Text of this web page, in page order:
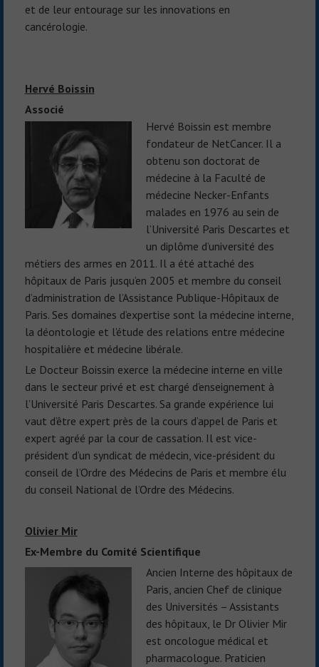
et de leur entourage sur les innovations en
cancérologie.
Hervé Boissin
Associé
Hervé Boissin est membre
fondateur de NetCancer. Il a
obtenu son doctorat de
médecine à la Faculté de
médecine Necker-Enfants
malades en 1976 au sein de
l’Université Paris Descartes et
un diplôme d’université des
métiers des armes en 2011. Il a été attaché des
hôpitaux de Paris jusqu’en 2005 et membre du conseil
d’administration de l’Assistance Publique-Hôpitaux de
Paris. Ses domaines d’expertise sont la médecine interne,
la déontologie et l’étude des relations entre médecine
hospitalière et médecine libérale.
Le Docteur Boissin exerce la médecine interne en ville
dans le secteur privé et est chargé d’enseignement à
l’Université Paris Descartes. Sa grande expérience lui
vaut d’être expert près de la cours d’appel de Paris et
expert agréé par la cour de cassation. Il est vice-
président d’un syndicat de médecin, vice-président du
conseil de l’Ordre des Médecins de Paris et membre élu
du conseil National de l’Ordre des Médecins.
Olivier Mir
Ex-Membre du Comité Scientifique
Ancien Interne des hôpitaux de
Paris, ancien Chef de clinique
des Universités – Assistants
des hôpitaux, le Dr Olivier Mir
est oncologue médical et
pharmacologue. Praticien